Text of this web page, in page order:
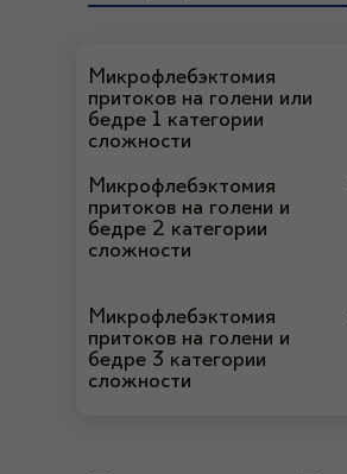
Микрофлебэктомия
притоков на голени или
бедре 1 категории
сложности
Микрофлебэктомия
притоков на голени и
бедре 2 категории
сложности
Микрофлебэктомия
притоков на голени и
бедре 3 категории
сложности